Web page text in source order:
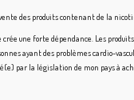
vos
des produits contenant de la
crée une forte dépendance. Les
ayant des problèmes cardio-
par la législation de mon pays à